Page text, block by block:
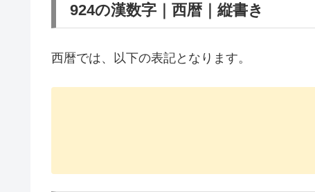
924の漢数字｜西暦｜縦書き
西暦では、以下の表記となります。